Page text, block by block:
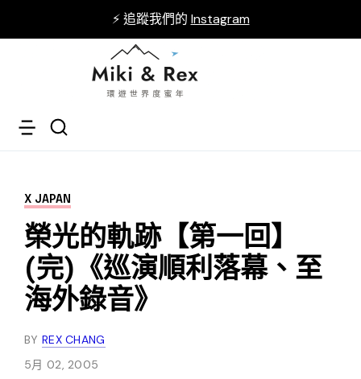
⚡ 追蹤我們的 Instagram
X JAPAN
榮光的軌跡【第一回】
(完)《巡演順利落幕、至
海外錄音》
BY REX CHANG
5月 02, 2005